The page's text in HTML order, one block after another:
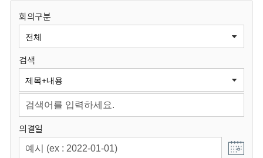
원
회
회의구분
검색
의결일